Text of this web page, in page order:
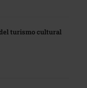
turismo cultural